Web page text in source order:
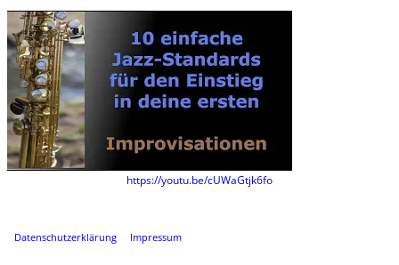
https://youtu.be/cUWaGtjk6fo
Datenschutzerklärung Impressum